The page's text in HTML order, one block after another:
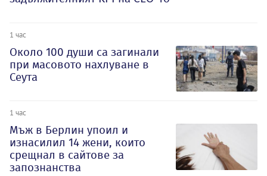
1 час
Около 100 души са загинали
при масовото нахлуване в
Сеута
1 час
Мъж в Берлин упоил и
изнасилил 14 жени, които
срещнал в сайтове за
запознанства